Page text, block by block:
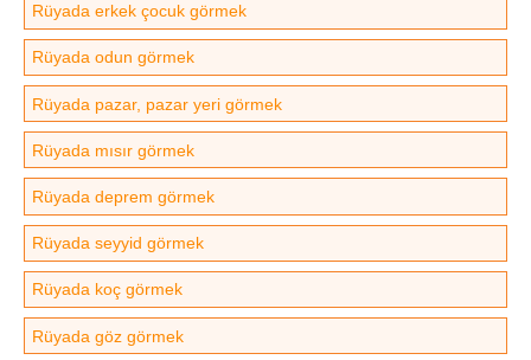
Rüyada erkek çocuk görmek
Rüyada odun görmek
Rüyada pazar, pazar yeri görmek
Rüyada mısır görmek
Rüyada deprem görmek
Rüyada seyyid görmek
Rüyada koç görmek
Rüyada göz görmek